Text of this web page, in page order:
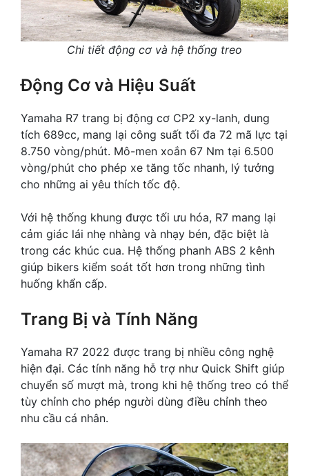
Chi tiết động cơ và hệ thống treo
Động Cơ và Hiệu Suất
Yamaha R7 trang bị động cơ CP2 xy-lanh, dung
tích 689cc, mang lại công suất tối đa 72 mã lực tại
8.750 vòng/phút. Mô-men xoắn 67 Nm tại 6.500
vòng/phút cho phép xe tăng tốc nhanh, lý tưởng
cho những ai yêu thích tốc độ.
Với hệ thống khung được tối ưu hóa, R7 mang lại
cảm giác lái nhẹ nhàng và nhạy bén, đặc biệt là
trong các khúc cua. Hệ thống phanh ABS 2 kênh
giúp bikers kiểm soát tốt hơn trong những tình
huống khẩn cấp.
Trang Bị và Tính Năng
Yamaha R7 2022 được trang bị nhiều công nghệ
hiện đại. Các tính năng hỗ trợ như Quick Shift giúp
chuyển số mượt mà, trong khi hệ thống treo có thể
tùy chỉnh cho phép người dùng điều chỉnh theo
nhu cầu cá nhân.